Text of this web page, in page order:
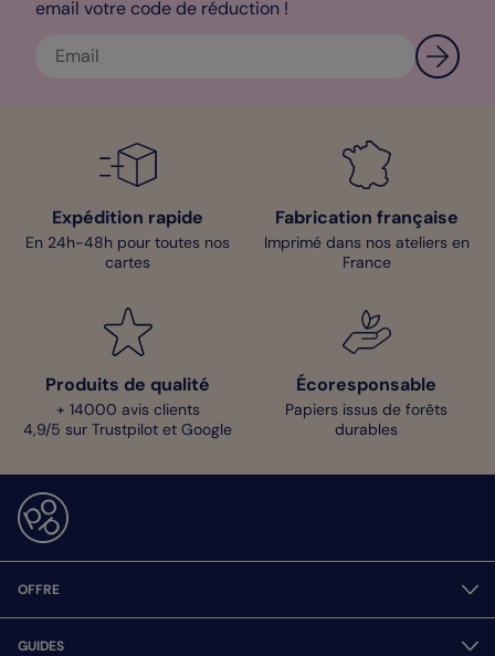
email votre code de réduction !
Expédition rapide
En 24h-48h pour toutes nos
cartes
Fabrication française
Imprimé dans nos ateliers en
France
Produits de qualité
+ 14000 avis clients
4,9/5 sur Trustpilot et Google
Écoresponsable
Papiers issus de forêts
durables
OFFRE
GUIDES